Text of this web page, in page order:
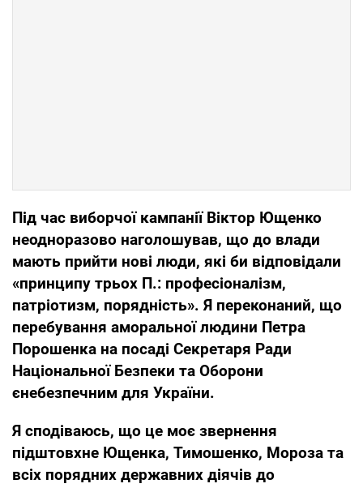
Під час виборчої кампанії Віктор Ющенко
неодноразово наголошував, що до влади
мають прийти нові люди, які би відповідали
«принципу трьох П.: професіоналізм,
патріотизм, порядність». Я переконаний, що
перебування аморальної людини Петра
Порошенка на посаді Секретаря Ради
Національної Безпеки та Оборони
єнебезпечним для України.
Я сподіваюсь, що це моє звернення
підштовхне Ющенка, Тимошенко, Мороза та
всіх порядних державних діячів до